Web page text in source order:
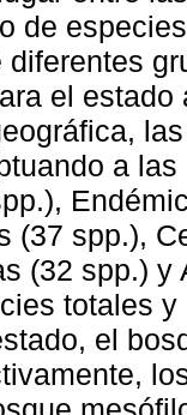
de
diferentes
el
a
(37 spp.),
(32 spp.)
totales
el